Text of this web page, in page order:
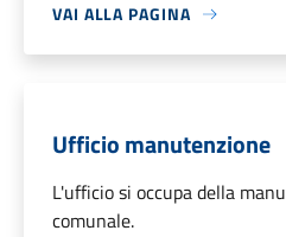
VAI ALLA PAGINA
Ufficio manutenzione
L'ufficio si occupa della
comunale.